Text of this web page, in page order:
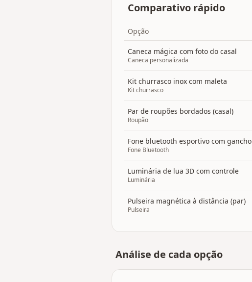
Comparativo rápido
Opção
Caneca mágica com foto do casal
Caneca personalizada
Kit churrasco inox com maleta
Kit churrasco
Par de roupões bordados (casal)
Roupão
Fone bluetooth esportivo com gancho
Fone Bluetooth
Luminária de lua 3D com controle
Luminária
Pulseira magnética à distância (par)
Pulseira
Análise de cada opção